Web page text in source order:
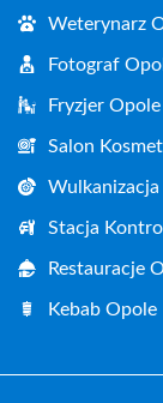
Weterynarz
Fotograf
Fryzjer Opole
Salon
Stacja
Restauracje
Kebab Opole